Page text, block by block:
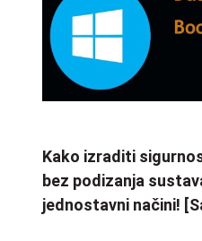
Kako izraditi
bez podizanja
jednostavni načini!